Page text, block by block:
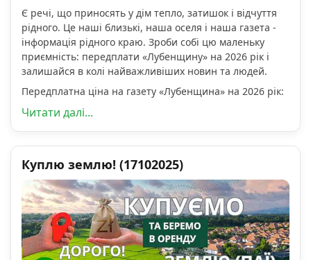
Є речі, що приносять у дім тепло, затишок і відчуття
рідного. Це наші близькі, наша оселя і наша газета -
інформація рідного краю. Зроби собі цю маленьку
приємність: передплати «Лубенщину» на 2026 рік і
залишайся в колі найважливіших новин та людей.
Передплатна ціна на газету «Лубенщина» на 2026 рік:
Читати далі...
Куплю землю! (17102025)